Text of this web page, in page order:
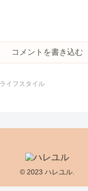
コメントを書き込む
ライフスタイル
© 2023 ハレユル.